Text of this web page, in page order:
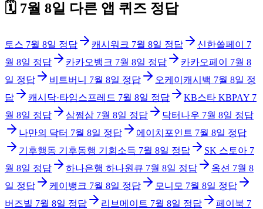
🗓️ 7월 8일 다른 앱 퀴즈 정답
토스 7월 8일 정답 캐시워크 7월 8일 정답 신한쏠페이
7
월 8일 정답 카카오뱅크 7월 8일 정답 카카오페이
7월 8
일 정답 비트버니 7월 8일 정답 오케이캐시백 7월 8일 정
답
캐시닥·타임스프레드 7월 8일 정답 KB스타 KBPAY 7
월 8일 정답 삼쩜삼 7월 8일 정답 닥터나우 7월 8일 정답
나만의 닥터 7월 8일 정답 에이치포인트 7월 8일 정답
기후행동 기후동행 기회소득 7월 8일 정답 SK 스토아 7
월 8일 정답 하나은행 하나원큐 7월 8일 정답 옥션 7월 8
일 정답 케이뱅크 7월 8일 정답 모니모 7월 8일 정답
버즈빌 7월 8일 정답 리브메이트 7월 8일 정답 페이북 7